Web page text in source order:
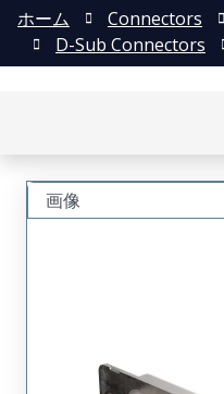
ホーム Connectors
D-Sub Connectors
画像